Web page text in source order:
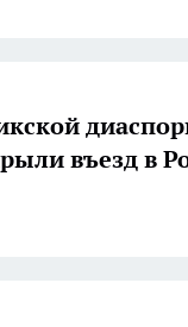
въезд в